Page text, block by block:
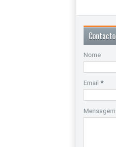
Contacto
Nome
Email *
Mensagem